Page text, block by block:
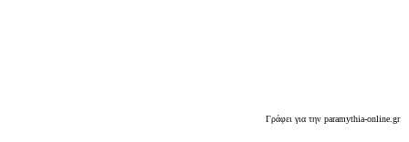
Γράφει για την paramythia-online.gr